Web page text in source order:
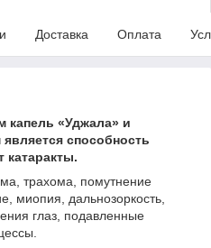
Доставка Оплата
капель «Уджала» и
способность
катаракты.
трахома, помутнение
миопия, дальнозоркость,
глаз, подавленные